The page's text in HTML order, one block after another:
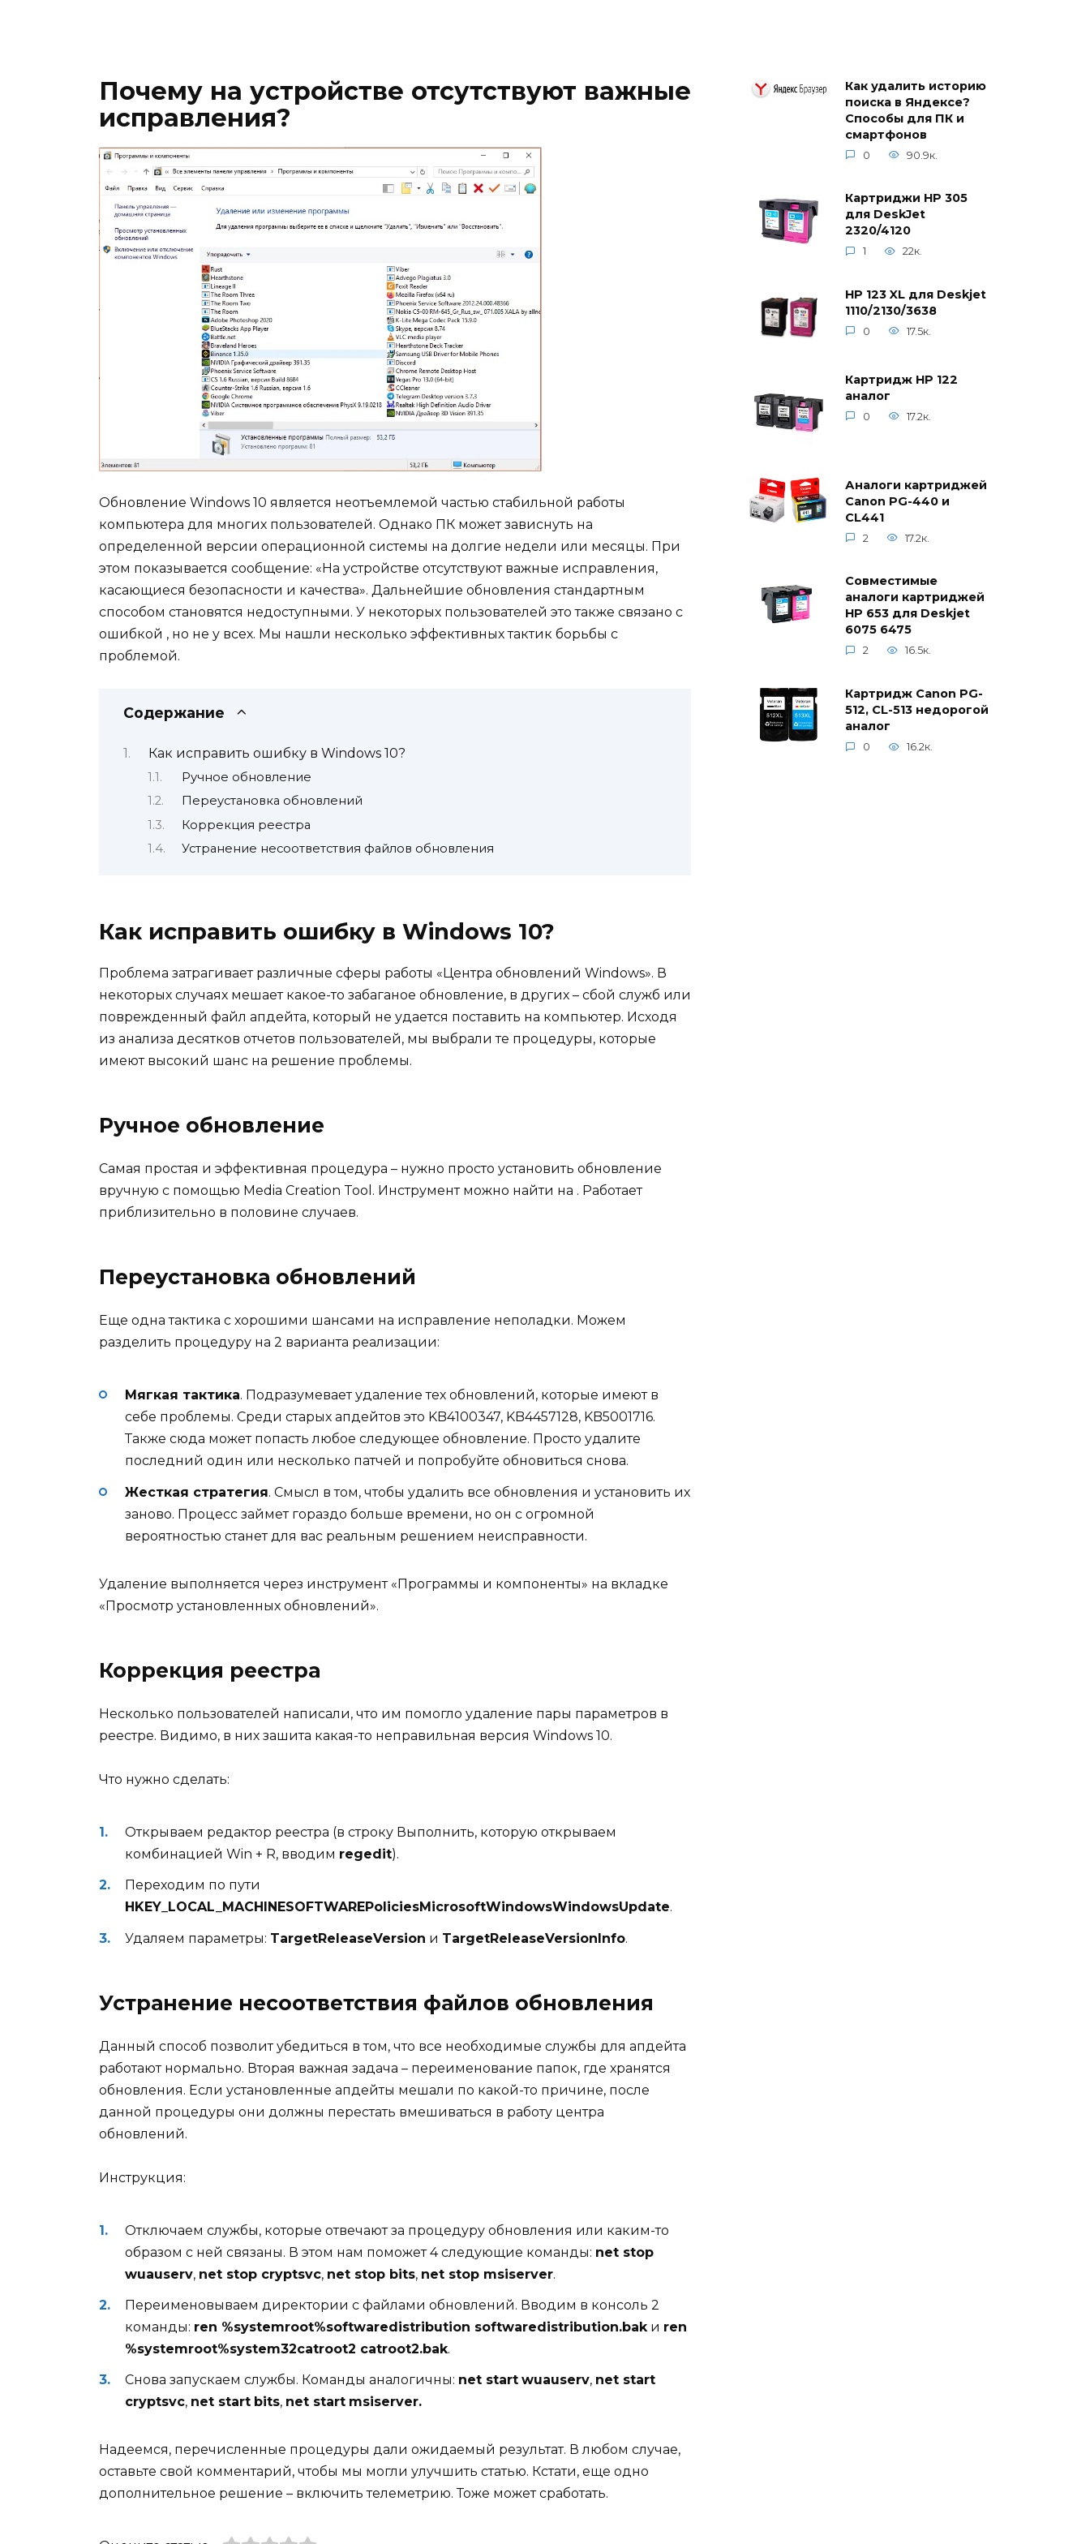
Почему на устройстве отсутствуют важные
исправления?
Обновление Windows 10 является неотъемлемой частью стабильной работы
компьютера для многих пользователей. Однако ПК может зависнуть на
определенной версии операционной системы на долгие недели или месяцы. При
этом показывается сообщение: «На устройстве отсутствуют важные исправления,
касающиеся безопасности и качества». Дальнейшие обновления стандартным
способом становятся недоступными. У некоторых пользователей это также связано с
ошибкой , но не у всех. Мы нашли несколько эффективных тактик борьбы с
проблемой.
Содержание
Как исправить ошибку в Windows 10?
Ручное обновление
Переустановка обновлений
Коррекция реестра
Устранение несоответствия файлов обновления
Как исправить ошибку в Windows 10?
Проблема затрагивает различные сферы работы «Центра обновлений Windows». В
некоторых случаях мешает какое-то забаганое обновление, в других – сбой служб или
поврежденный файл апдейта, который не удается поставить на компьютер. Исходя
из анализа десятков отчетов пользователей, мы выбрали те процедуры, которые
имеют высокий шанс на решение проблемы.
Ручное обновление
Самая простая и эффективная процедура – нужно просто установить обновление
вручную с помощью Media Creation Tool. Инструмент можно найти на . Работает
приблизительно в половине случаев.
Переустановка обновлений
Еще одна тактика с хорошими шансами на исправление неполадки. Можем
разделить процедуру на 2 варианта реализации:
Мягкая тактика. Подразумевает удаление тех обновлений, которые имеют в
себе проблемы. Среди старых апдейтов это KB4100347, KB4457128, KB5001716.
Также сюда может попасть любое следующее обновление. Просто удалите
последний один или несколько патчей и попробуйте обновиться снова.
Жесткая стратегия. Смысл в том, чтобы удалить все обновления и установить их
заново. Процесс займет гораздо больше времени, но он с огромной
вероятностью станет для вас реальным решением неисправности.
Удаление выполняется через инструмент «Программы и компоненты» на вкладке
«Просмотр установленных обновлений».
Коррекция реестра
Несколько пользователей написали, что им помогло удаление пары параметров в
реестре. Видимо, в них зашита какая-то неправильная версия Windows 10.
Что нужно сделать:
Открываем редактор реестра (в строку Выполнить, которую открываем
комбинацией Win + R, вводим regedit).
Переходим по пути
HKEY_LOCAL_MACHINESOFTWAREPoliciesMicrosoftWindowsWindowsUpdate.
Удаляем параметры: TargetReleaseVersion и TargetReleaseVersionInfo.
Устранение несоответствия файлов обновления
Данный способ позволит убедиться в том, что все необходимые службы для апдейта
работают нормально. Вторая важная задача – переименование папок, где хранятся
обновления. Если установленные апдейты мешали по какой-то причине, после
данной процедуры они должны перестать вмешиваться в работу центра
обновлений.
Инструкция:
Отключаем службы, которые отвечают за процедуру обновления или каким-то
образом с ней связаны. В этом нам поможет 4 следующие команды: net stop
wuauserv, net stop cryptsvc, net stop bits, net stop msiserver.
Переименовываем директории с файлами обновлений. Вводим в консоль 2
команды: ren %systemroot%softwaredistribution softwaredistribution.bakи ren
%systemroot%system32catroot2 catroot2.bak.
Снова запускаем службы. Команды аналогичны: net start wuauserv, net start
cryptsvc, net start bits, net start msiserver.
Надеемся, перечисленные процедуры дали ожидаемый результат. В любом случае,
оставьте свой комментарий, чтобы мы могли улучшить статью. Кстати, еще одно
дополнительное решение – включить телеметрию. Тоже может сработать.
Как удалить историю
поиска в Яндексе?
Способы для ПК и
смартфонов
0 90.9к.
Картриджи HP 305
для DeskJet
2320/4120
1 22к.
HP 123 XL для Deskjet
1110/2130/3638
0 17.5к.
Картридж HP 122
аналог
0 17.2к.
Аналоги картриджей
Canon PG-440 и
CL441
2 17.2к.
Совместимые
аналоги картриджей
HP 653 для Deskjet
6075 6475
2 16.5к.
Картридж Canon PG-
512, CL-513 недорогой
аналог
0 16.2к.